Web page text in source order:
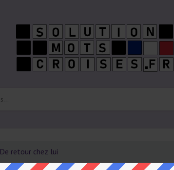
De retour chez lui